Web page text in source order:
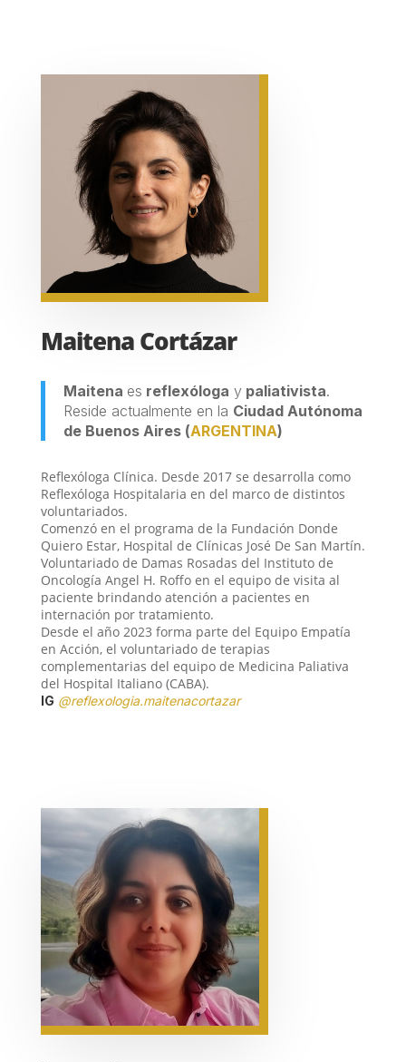
Maitena Cortázar
Maitena es reflexóloga ypaliativista.
Reside actualmente en la Ciudad Autónoma
de Buenos Aires (ARGENTINA)
Reflexóloga Clínica. Desde 2017 se desarrolla como
Reflexóloga Hospitalaria en del marco de distintos
voluntariados.
Comenzó en el programa de la Fundación Donde
Quiero Estar, Hospital de Clínicas José De San Martín.
Voluntariado de Damas Rosadas del Instituto de
Oncología Angel H. Roffo en el equipo de visita al
paciente brindando atención a pacientes en
internación por tratamiento.
Desde el año 2023 forma parte del Equipo Empatía
en Acción, el voluntariado de terapias
complementarias del equipo de Medicina Paliativa
del Hospital Italiano (CABA).
IG @reflexologia.maitenacortazar